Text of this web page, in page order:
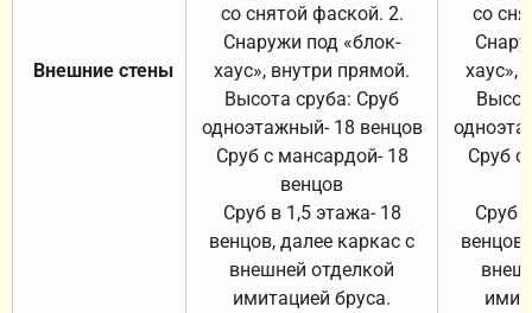
Внешние стены
со снятой фаской. 2.
Снаружи под «блок-
хаус», внутри прямой.
Высота сруба: Сруб
одноэтажный- 18 венцов
Сруб с мансардой- 18
венцов
Сруб в 1,5 этажа- 18
венцов, далее каркас с
внешней отделкой
имитацией бруса.
со
хаус»,
Сруб с
Сруб